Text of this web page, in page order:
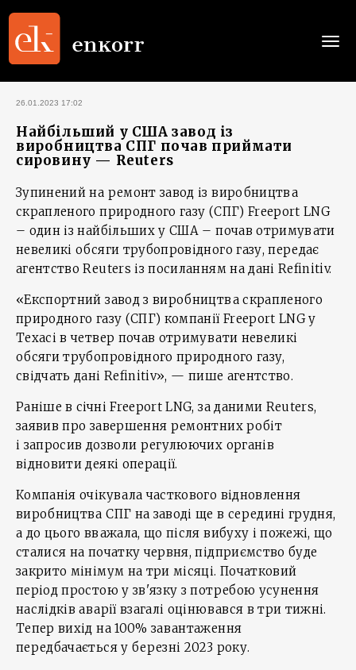
26.01.2023 17:02
Найбільший у США завод із
виробництва CПГ почав приймати
сировину — Reuters
Зупинений на ремонт завод із виробництва
скрапленого природного газу (СПГ) Freeport LNG
– один із найбільших у США – почав отримувати
невеликі обсяги трубопровідного газу, передає
агентство Reuters із посиланням на дані Refinitiv.
«Експортний завод з виробництва скрапленого
природного газу (СПГ) компанії Freeport LNG у
Техасі в четвер почав отримувати невеликі
обсяги трубопровідного природного газу,
свідчать дані Refinitiv», — пише агентство.
Раніше в січні Freeport LNG, за даними Reuters,
заявив про завершення ремонтних робіт
і запросив дозволи регулюючих органів
відновити деякі операції.
Компанія очікувала часткового відновлення
виробництва СПГ на заводі ще в середині грудня,
а до цього вважала, що після вибуху і пожежі, що
сталися на початку червня, підприємство буде
закрито мінімум на три місяці. Початковий
період простою у зв'язку з потребою усунення
наслідків аварії взагалі оцінювався в три тижні.
Тепер вихід на 100% завантаження
передбачається у березні 2023 року.